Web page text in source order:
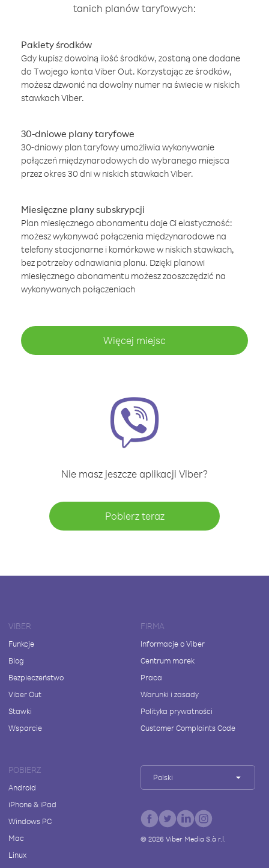
tanich planów taryfowych:
Pakiety środków
Gdy kupisz dowolną ilość środków, zostaną one dodane
do Twojego konta Viber Out. Korzystając ze środków,
możesz dzwonić na dowolny numer na świecie w niskich
stawkach Viber.
30-dniowe plany taryfowe
30-dniowy plan taryfowy umożliwia wykonywanie
połączeń międzynarodowych do wybranego miejsca
przez okres 30 dni w niskich stawkach Viber.
Miesięczne plany subskrypcji
Plan miesięcznego abonamentu daje Ci elastyczność:
możesz wykonywać połączenia międzynarodowe na
telefony stacjonarne i komórkowe w niskich stawkach,
bez potrzeby odnawiania planu. Dzięki planowi
miesięcznego abonamentu możesz zaoszczędzić na
wykonywanych połączeniach
Więcej miejsc
Nie masz jeszcze aplikacji Viber?
Pobierz teraz
VIBER
Funkcje
Blog
Bezpieczeństwo
Viber Out
Stawki
Wsparcie
FIRMA
Informacje o Viber
Centrum marek
Praca
Warunki i zasady
Polityka prywatności
Customer Complaints Code
POBIERZ
Android
iPhone & iPad
Windows PC
Mac
Linux
Polski
© 2026Viber Media S.à r.l.